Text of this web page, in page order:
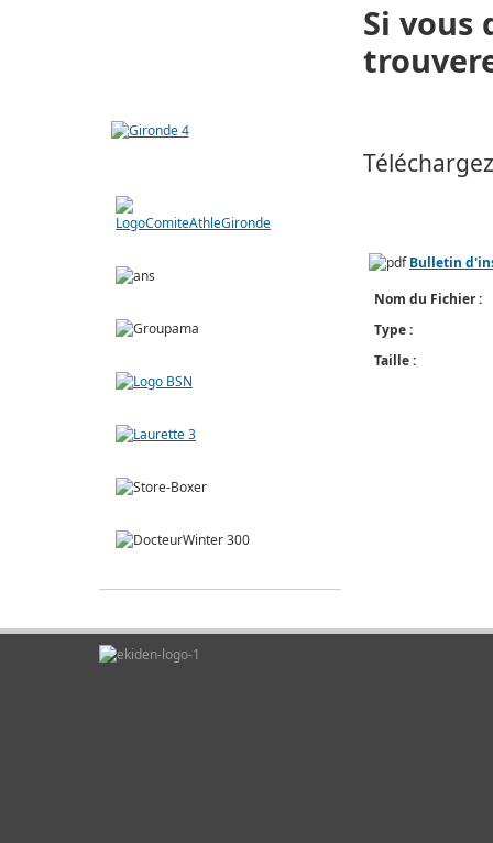
Si vous
Bulletin
Nom du Fichier :
Type :
Taille :